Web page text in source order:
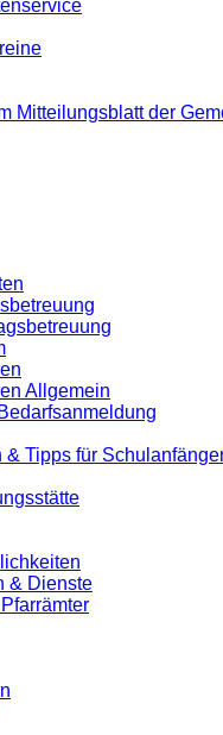
Mitteilungsblatt der
Allgemein
& Tipps für
& Dienste